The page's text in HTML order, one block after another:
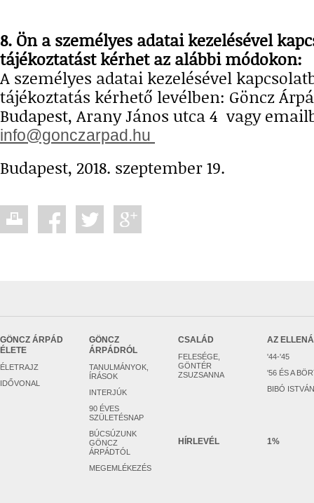
8. Ön a személyes adatai kezelésével
tájékoztatást kérhet az alábbi módokon:
A személyes adatai kezelésével
tájékoztatás kérhető levélben: Göncz
Budapest, Arany János utca 4 vagy
info@gonczarpad.hu
Budapest, 2018. szeptember 19.
GÖNCZ ÁRPÁD
ÉLETE
ÉLETRAJZ
IDŐVONAL
GÖNCZ
ÁRPÁDRÓL
TANULMÁNYOK,
ÍRÁSOK
INTERJÚK
90 ÉVES
SZÜLETÉSNAP
BÚCSÚZUNK
GÖNCZ
ÁRPÁDTÓL
MEGEMLÉKEZÉS
CSALÁD
FELESÉGE,
GÖNTÉR
ZSUZSANNA
AZ
'44-'45
'56 ÉS A
BIBÓ
HÍRLEVÉL 1%